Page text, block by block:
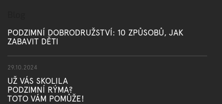
PODZIMNÍ DOBRODRUŽSTVÍ: 10 ZPŮSOBŮ, JAK
ZABAVIT DĚTI
29.10.2024
UŽ VÁS SKOLILA
PODZIMNÍ RÝMA?
TOTO VÁM POMŮŽE!